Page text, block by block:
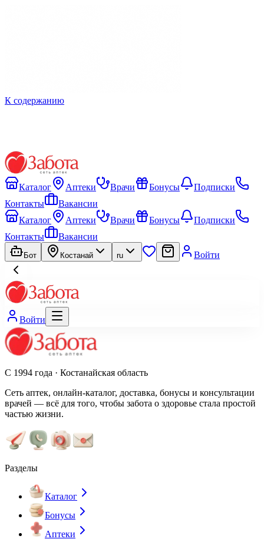
К содержанию
Каталог Аптеки Врачи Бонусы
Подписки
Контакты
Вакансии
Каталог
Аптеки Врачи Бонусы
Подписки
Контакты
Вакансии
Бот Костанай ru Войти
Войти
С 1994 года · Костанайская область
Сеть аптек, онлайн-каталог, доставка, бонусы и консультации
врачей — всё для того, чтобы забота о здоровье стала простой
частью жизни.
Разделы
Каталог
Бонусы
Аптеки